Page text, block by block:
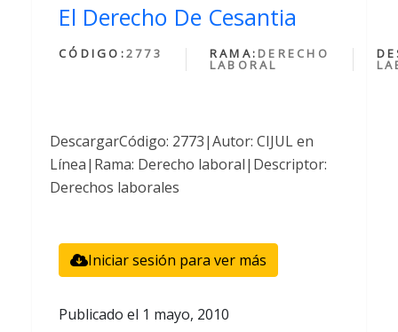
El Derecho De Cesantia
CÓDIGO:2773 RAMA: DERECHO
LABORAL
DescargarCódigo: 2773|Autor: CIJUL en
Línea|Rama: Derecho laboral|Descriptor:
Derechos laborales
Iniciar sesión para ver más
Publicado el 1 mayo, 2010